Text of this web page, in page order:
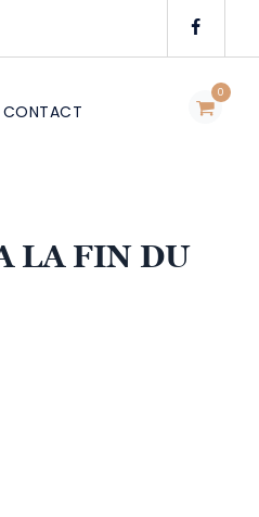
0
CONTACT
LA FIN DU